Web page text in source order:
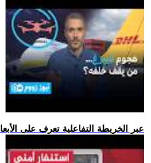
.. عبر الخريطة التفاعلية تعرف على